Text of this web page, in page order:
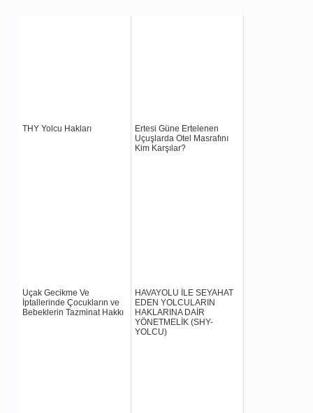
THY Yolcu Hakları
Ertesi Güne Ertelenen
Uçuşlarda Otel Masrafını
Kim Karşılar?
Uçak Gecikme Ve
İptallerinde Çocukların ve
Bebeklerin Tazminat Hakkı
HAVAYOLU İLE SEYAHAT
EDEN YOLCULARIN
HAKLARINA DAİR
YÖNETMELİK (SHY-
YOLCU)